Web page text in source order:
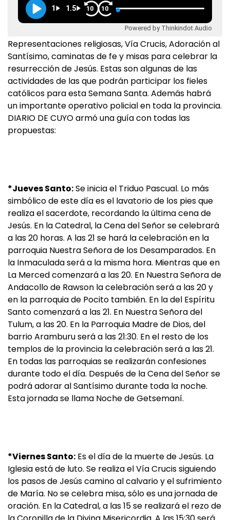
1 1.5 10 10
Powered by Thinkindot Audio
Representaciones religiosas, Vía Crucis, Adoración al
Santísimo, caminatas de fe y misas para celebrar la
resurrección de Jesús. Estas son algunas de las
actividades de las que podrán participar los fieles
católicos para esta Semana Santa. Además habrá
un importante operativo policial en toda la provincia.
DIARIO DE CUYO armó una guía con todas las
propuestas:
*Jueves Santo:Se inicia el Triduo Pascual. Lo más
simbólico de este día es el lavatorio de los pies que
realiza el sacerdote, recordando la última cena de
Jesús. En la Catedral, la Cena del Señor se celebrará
a las 20 horas. A las 21 se hará la celebración en la
parroquia Nuestra Señora de los Desamparados. En
la Inmaculada será a la misma hora. Mientras que en
La Merced comenzará a las 20. En Nuestra Señora de
Andacollo de Rawson la celebración será a las 20 y
en la parroquia de Pocito también. En la del Espíritu
Santo comenzará a las 21. En Nuestra Señora del
Tulum, a las 20. En la Parroquia Madre de Dios, del
barrio Aramburu será a las 21:30. En el resto de los
templos de la provincia la celebración será a las 21.
En todas las parroquias se realizarán confesiones
durante todo el día. Después de la Cena del Señor se
podrá adorar al Santísimo durante toda la noche.
Esta jornada se llama Noche de Getsemaní.
*Viernes Santo: Es el día de la muerte de Jesús. La
Iglesia está de luto. Se realiza el Vía Crucis siguiendo
los pasos de Jesús camino al calvario y el sufrimiento
de María. No se celebra misa, sólo es una jornada de
oración. En la Catedral, a las 15 se realizará el rezo de